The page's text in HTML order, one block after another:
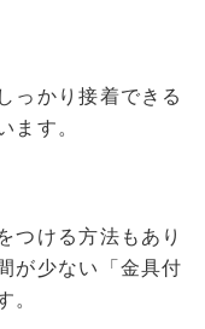
っかり接着できる
ます。
つける方法もあり
が少ない「金具付
。